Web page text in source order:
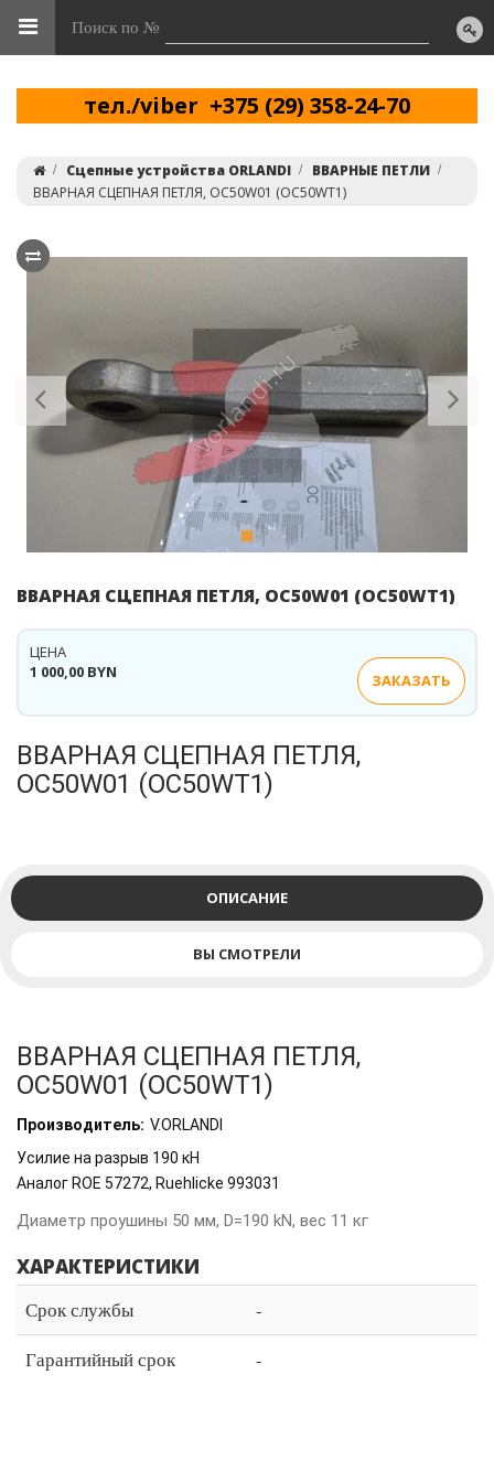
Поиск по №
тел./viber +375 (29) 358-24-70
Сцепные устройства ORLANDI
ВВАРНЫЕ ПЕТЛИ
ВВАРНАЯ СЦЕПНАЯ ПЕТЛЯ, OC50W01 (OC50WT1)
Previous
ВВАРНАЯ СЦЕПНАЯ ПЕТЛЯ, OC50W01 (OC50WT1)
1 000,00 BYN
ЦЕНА
ЗАКАЗАТЬ
ВВАРНАЯ СЦЕПНАЯ ПЕТЛЯ,
OC50W01 (OC50WT1)
ОПИСАНИЕ
ВЫ СМОТРЕЛИ
ВВАРНАЯ СЦЕПНАЯ ПЕТЛЯ,
OC50W01 (OC50WT1)
Производитель: V.ORLANDI
Усилие на разрыв 190 кН
Аналог ROE 57272, Ruehlicke 993031
Диаметр проушины 50 мм, D=190 kN, вес 11 кг
ХАРАКТЕРИСТИКИ
Срок службы
-
Гарантийный срок
-